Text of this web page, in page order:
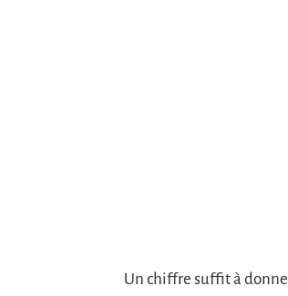
Un chiffre suffit à